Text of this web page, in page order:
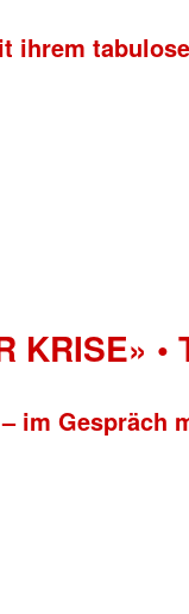
ihrem
KRISE» •
im Gespräch